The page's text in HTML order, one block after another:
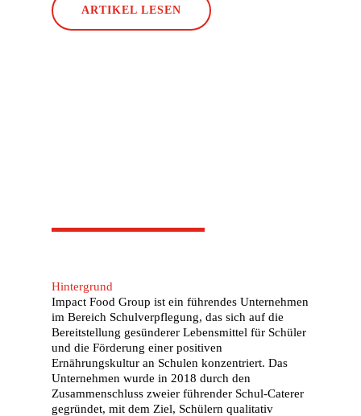
ARTIKEL LESEN
Hintergrund
Impact Food Group ist ein führendes Unternehmen
im Bereich Schulverpflegung, das sich auf die
Bereitstellung gesünderer Lebensmittel für Schüler
und die Förderung einer positiven
Ernährungskultur an Schulen konzentriert. Das
Unternehmen wurde in 2018 durch den
Zusammenschluss zweier führender Schul-Caterer
gegründet, mit dem Ziel, Schülern qualitativ